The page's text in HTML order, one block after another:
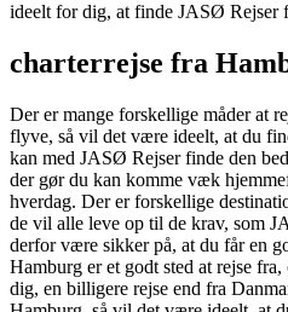
ideelt for dig, at finde JASØ Rejser
charterrejse fra
Der er mange forskellige måder at
flyve, så vil det være ideelt, at du
kan med JASØ Rejser finde den
der gør du kan komme væk
hverdag. Der er forskellige
de vil alle leve op til de krav, som
derfor være sikker på, at du får en
Hamburg er et godt sted at rejse
dig, en billigere rejse end fra